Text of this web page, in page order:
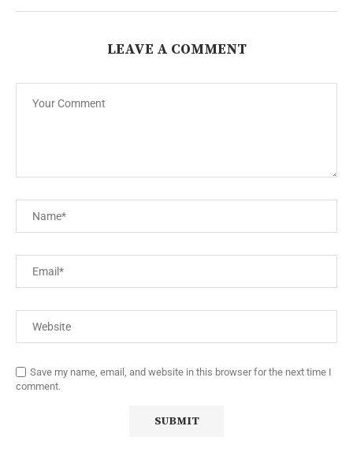
LEAVE A COMMENT
Save my name, email, and website in this browser for the next time I
comment.